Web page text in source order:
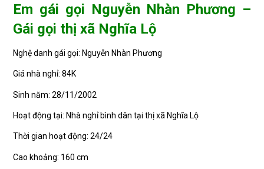
Em gái gọi Nguyễn Nhàn Phương –
Gái gọi thị xã Nghĩa Lộ
Nghệ danh gái gọi: Nguyễn Nhàn Phương
Giá nhà nghỉ: 84K
Sinh năm: 28/11/2002
Hoạt động tại: Nhà nghỉ bình dân tại thị xã Nghĩa Lộ
Thời gian hoạt động: 24/24
Cao khoảng: 160 cm